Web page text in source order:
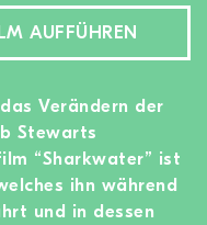
AUFFÜHREN
Verändern der
Stewarts
“Sharkwater” ist
ihn während
und in dessen